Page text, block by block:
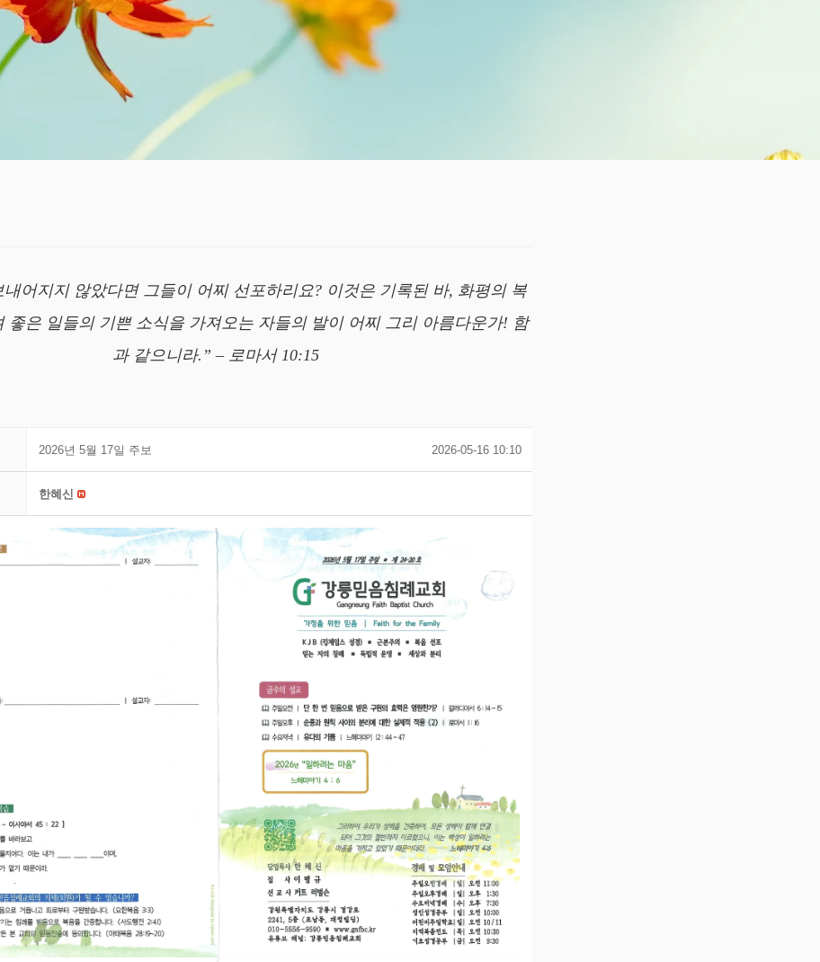
내어지지 않았다면 그들이 어찌 선포하리요? 이것은 기록된 바, 화평의 복
좋은 일들의 기쁜 소식을 가져오는 자들의 발이 어찌 그리 아름다운가! 함
과 같으니라.” – 로마서 10:15
2026년 5월 17일 주보 2026-05-16 10:10
한혜신